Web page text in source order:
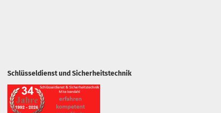
Schlüsseldienst und Sicherheitstechnik